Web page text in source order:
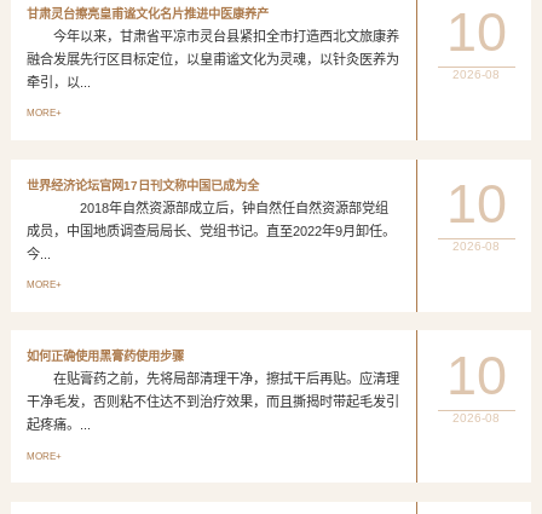
甘肃灵台擦亮皇甫谧文化名片推进中医康养产
今年以来，甘肃省平凉市灵台县紧扣全市打造西北文旅康养
融合发展先行区目标定位，以皇甫谧文化为灵魂，以针灸医养为
牵引，以...
MORE+
10
2026-08
世界经济论坛官网17日刊文称中国已成为全
2018年自然资源部成立后，钟自然任自然资源部党组
成员，中国地质调查局局长、党组书记。直至2022年9月卸任。
今...
MORE+
10
2026-08
如何正确使用黑膏药使用步骤
在贴膏药之前，先将局部清理干净，擦拭干后再贴。应清理
干净毛发，否则粘不住达不到治疗效果，而且撕揭时带起毛发引
起疼痛。...
MORE+
10
2026-08